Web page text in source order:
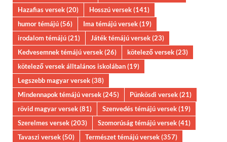
Hazafias versek(20) Hosszú versek(141)
humor témájú(56) Ima témájú versek(19)
irodalom témájú(21) Játék témájú versek(23)
Kedvesemnek témájú versek(26) kötelező versek(23)
kötelező versek álltalános iskolában(19)
Legszebb magyar versek(38)
Mindennapok témájú versek(245) Pünkösdi versek(21)
rövid magyar versek(81) Szenvedés témájú versek(19)
Szerelmes versek(203) Szomorúság témájú versek(41)
Tavaszi versek(50) Természet témájú versek(357)